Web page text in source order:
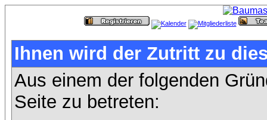
Ihnen wird der Zutritt zu
Aus einem der folgenden
Seite zu betreten: